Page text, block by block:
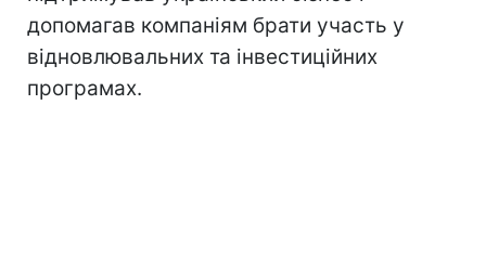
допомагав компаніям брати участь у
відновлювальних та інвестиційних
програмах.